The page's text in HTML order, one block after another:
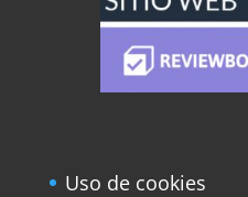
Uso de cookies